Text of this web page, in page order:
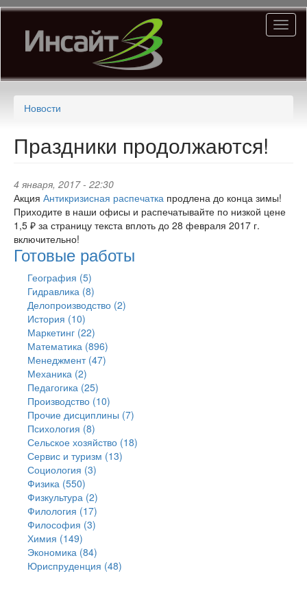
Перейти
основному
содержанию
Новости
Праздники продолжаются!
4 января, 2017 - 22:30
Акция Антикризисная распечатка продлена до конца зимы!
Приходите в наши офисы и распечатывайте по низкой цене
1,5 ₽ за страницу текста вплоть до 28 февраля 2017 г.
включительно!
Готовые работы
География (5)
Гидравлика (8)
Делопроизводство (2)
История (10)
Маркетинг (22)
Математика (896)
Менеджмент (47)
Механика (2)
Педагогика (25)
Производство (10)
Прочие дисциплины (7)
Психология (8)
Сельское хозяйство (18)
Сервис и туризм (13)
Социология (3)
Физика (550)
Физкультура (2)
Филология (17)
Философия (3)
Химия (149)
Экономика (84)
Юриспруденция (48)